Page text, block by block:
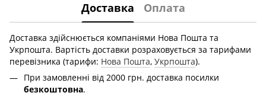
Доставка Оплата
Доставка здійснюється компаніями Нова Пошта та
Укрпошта. Вартість доставки розраховується за тарифами
перевізника (тарифи: Нова Пошта, Укрпошта).
При замовленні від 2000 грн. доставка посилки
безкоштовна.